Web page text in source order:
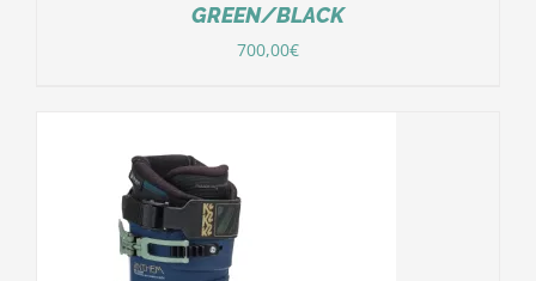
GREEN/BLACK
700,00€